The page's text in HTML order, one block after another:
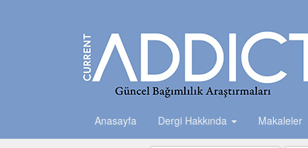
Anasayfa Dergi Hakkında Makaleler